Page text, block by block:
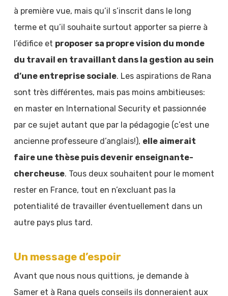
à première vue, mais qu’il s’inscrit dans le long
terme et qu’il souhaite surtout apporter sa pierre à
l’édifice et proposer sa propre vision du monde
du travail en travaillant dans la gestion au sein
d’une entreprise sociale. Les aspirations de Rana
sont très différentes, mais pas moins ambitieuses:
en master en International Security et passionnée
par ce sujet autant que par la pédagogie (c’est une
ancienne professeure d’anglais!), elle aimerait
faire une thèse puis devenir enseignante-
chercheuse. Tous deux souhaitent pour le moment
rester en France, tout en n’excluant pas la
potentialité de travailler éventuellement dans un
autre pays plus tard.
Un message d’espoir
Avant que nous nous quittions, je demande à
Samer et à Rana quels conseils ils donneraient aux